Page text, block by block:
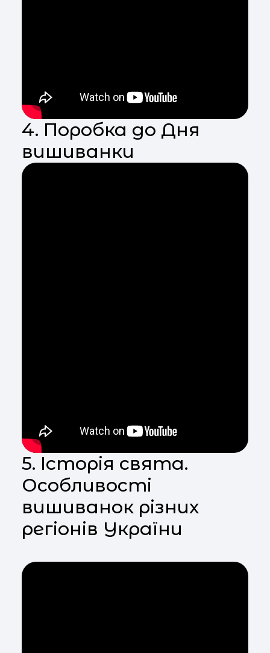
4. Поробка до Дня
вишиванки
5. Історія свята.
Особливості
вишиванок різних
регіонів України